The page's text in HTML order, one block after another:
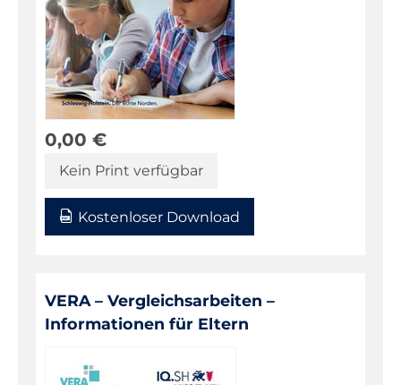
0,00 €
Kein Print verfügbar
Kostenloser Download
VERA – Vergleichsarbeiten –
Informationen für Eltern